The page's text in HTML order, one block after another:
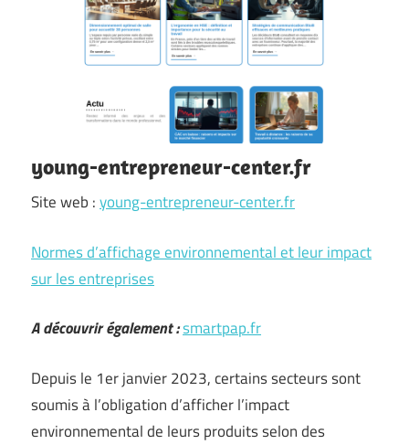
young-entrepreneur-center.fr
Site web :young-entrepreneur-center.fr
Normes d’affichage environnemental et leur impact
sur les entreprises
A découvrir également :smartpap.fr
Depuis le 1er janvier 2023, certains secteurs sont
soumis à l’obligation d’afficher l’impact
environnemental de leurs produits selon des